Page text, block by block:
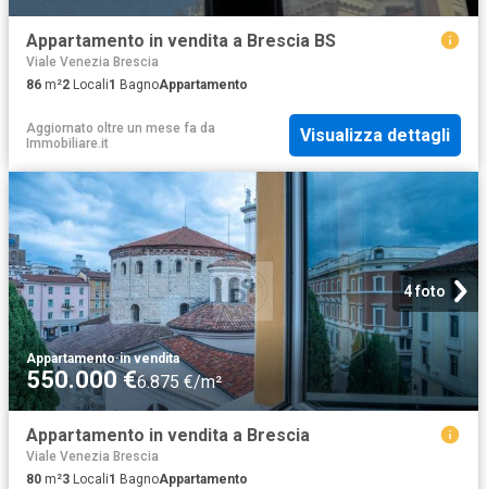
Appartamento in vendita a Brescia BS
Viale Venezia Brescia
86 m²2 Locali1 BagnoAppartamento
Aggiornato oltre un mese fa da
Immobiliare.it
Visualizza dettagli
4 foto
Appartamento·in vendita
550.000 €6.875 €/m²
Appartamento in vendita a Brescia
Viale Venezia Brescia
80 m²3 Locali1 BagnoAppartamento